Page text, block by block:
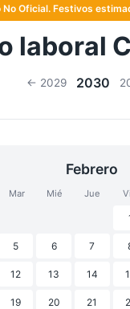
No Oficial. Festivos
laboral
← 2029 2030
Febrero
Mar Mié Jue
5 6 7
12 13 14
19 20 21